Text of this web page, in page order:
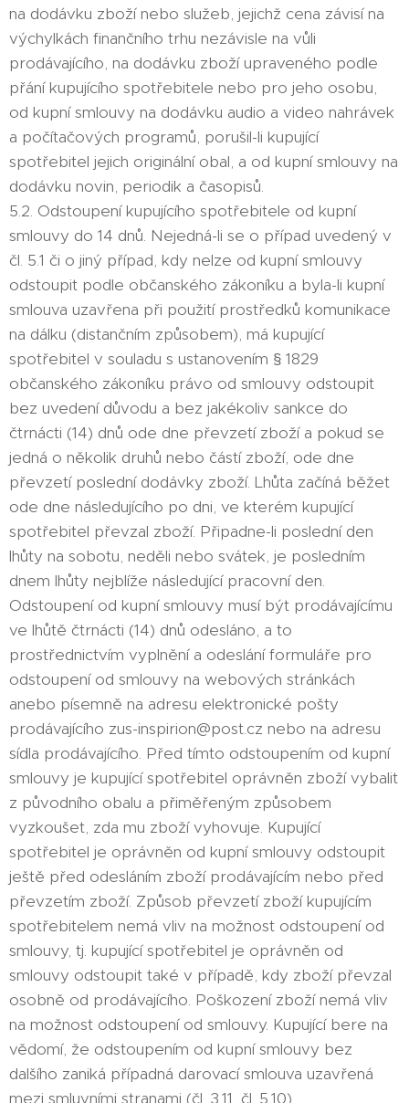
na dodávku zboží nebo služeb, jejichž cena závisí na
výchylkách finančního trhu nezávisle na vůli
prodávajícího, na dodávku zboží upraveného podle
přání kupujícího spotřebitele nebo pro jeho osobu,
od kupní smlouvy na dodávku audio a video nahrávek
a počítačových programů, porušil-li kupující
spotřebitel jejich originální obal, a od kupní smlouvy na
dodávku novin, periodik a časopisů.
5.2. Odstoupení kupujícího spotřebitele od kupní
smlouvy do 14 dnů. Nejedná-li se o případ uvedený v
čl. 5.1 či o jiný případ, kdy nelze od kupní smlouvy
odstoupit podle občanského zákoníku a byla-li kupní
smlouva uzavřena při použití prostředků komunikace
na dálku (distančním způsobem), má kupující
spotřebitel v souladu s ustanovením § 1829
občanského zákoníku právo od smlouvy odstoupit
bez uvedení důvodu a bez jakékoliv sankce do
čtrnácti (14) dnů ode dne převzetí zboží a pokud se
jedná o několik druhů nebo částí zboží, ode dne
převzetí poslední dodávky zboží. Lhůta začíná běžet
ode dne následujícího po dni, ve kterém kupující
spotřebitel převzal zboží. Připadne-li poslední den
lhůty na sobotu, neděli nebo svátek, je posledním
dnem lhůty nejblíže následující pracovní den.
Odstoupení od kupní smlouvy musí být prodávajícímu
ve lhůtě čtrnácti (14) dnů odesláno, a to
prostřednictvím vyplnění a odeslání formuláře pro
odstoupení od smlouvy na webových stránkách
anebo písemně na adresu elektronické pošty
prodávajícího zus-inspirion@post.cz nebo na adresu
sídla prodávajícího. Před tímto odstoupením od kupní
smlouvy je kupující spotřebitel oprávněn zboží vybalit
z původního obalu a přiměřeným způsobem
vyzkoušet, zda mu zboží vyhovuje. Kupující
spotřebitel je oprávněn od kupní smlouvy odstoupit
ještě před odesláním zboží prodávajícím nebo před
převzetím zboží. Způsob převzetí zboží kupujícím
spotřebitelem nemá vliv na možnost odstoupení od
smlouvy, tj. kupující spotřebitel je oprávněn od
smlouvy odstoupit také v případě, kdy zboží převzal
osobně od prodávajícího. Poškození zboží nemá vliv
na možnost odstoupení od smlouvy. Kupující bere na
vědomí, že odstoupením od kupní smlouvy bez
dalšího zaniká případná darovací smlouva uzavřená
mezi smluvními stranami (čl. 3.11, čl. 5.10).